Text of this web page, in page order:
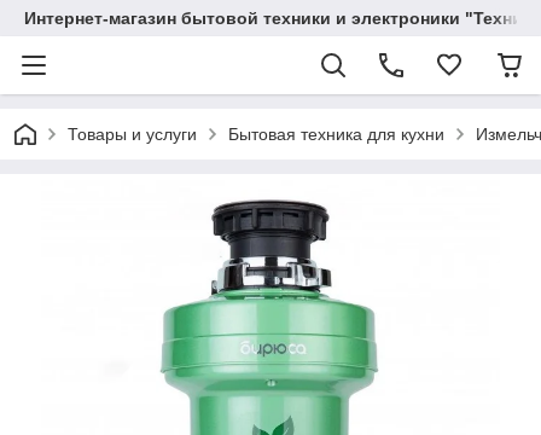
Интернет-магазин бытовой техники и электроники
Товары и услуги Бытовая техника для кухни